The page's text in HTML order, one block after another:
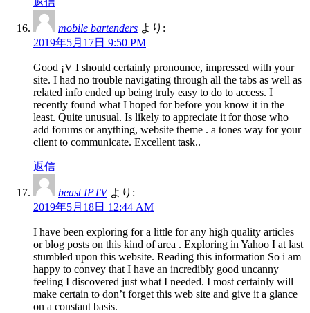
mobile bartenders より:
2019年5月17日 9:50 PM
Good ¡V I should certainly pronounce, impressed with your
site. I had no trouble navigating through all the tabs as well as
related info ended up being truly easy to do to access. I
recently found what I hoped for before you know it in the
least. Quite unusual. Is likely to appreciate it for those who
add forums or anything, website theme . a tones way for your
client to communicate. Excellent task..
返信
beast IPTV より:
2019年5月18日 12:44 AM
I have been exploring for a little for any high quality articles
or blog posts on this kind of area . Exploring in Yahoo I at last
stumbled upon this website. Reading this information So i am
happy to convey that I have an incredibly good uncanny
feeling I discovered just what I needed. I most certainly will
make certain to don’t forget this web site and give it a glance
on a constant basis.